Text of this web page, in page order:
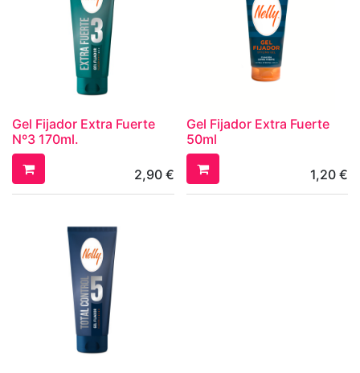
Gel Fijador Extra Fuerte
Nº3 170ml.
2,90€
Gel Fijador Extra Fuerte
50ml
1,20 €